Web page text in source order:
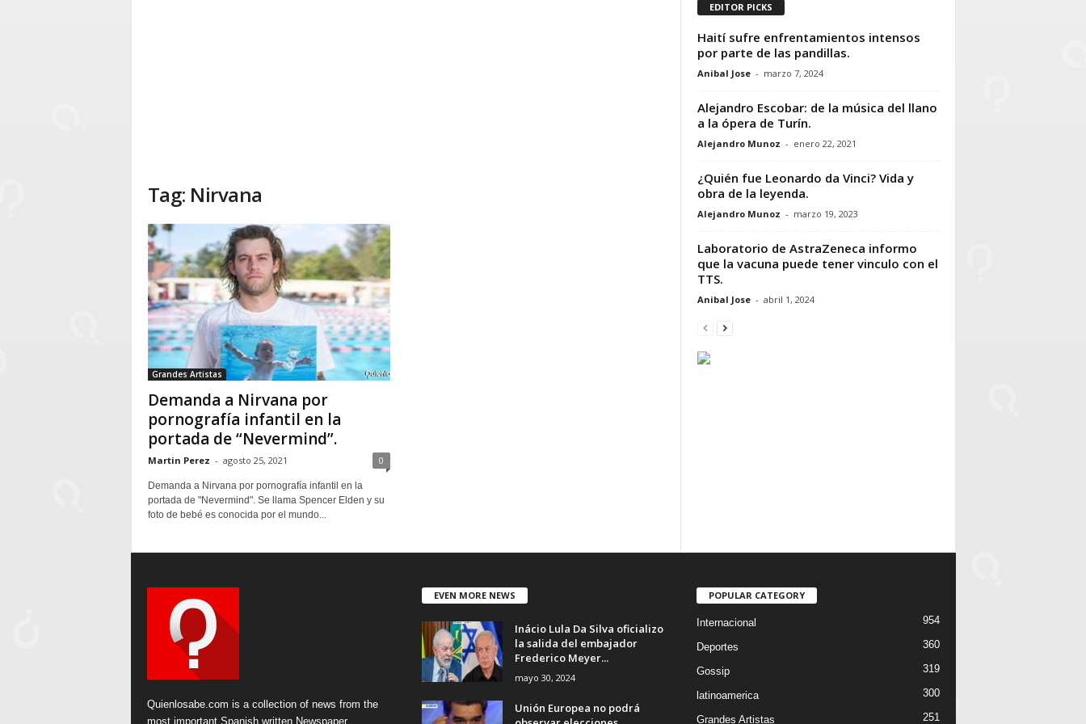
Tag: Nirvana
Grandes Artistas
Demanda a Nirvana por
pornografía infantil en la
portada de “Nevermind”.
Martin Perez - agosto 25, 2021 0
Demanda a Nirvana por pornografía infantil en la
portada de "Nevermind". Se llama Spencer Elden y su
foto de bebé es conocida por el mundo...
EDITOR PICKS
Haití sufre enfrentamientos intensos
por parte de las pandillas.
Anibal Jose - marzo 7, 2024
Alejandro Escobar: de la música del llano
a la ópera de Turín.
Alejandro Munoz - enero 22, 2021
¿Quién fue Leonardo da Vinci? Vida y
obra de la leyenda.
Alejandro Munoz - marzo 19, 2023
Laboratorio de AstraZeneca informo
que la vacuna puede tener vinculo con el
TTS.
Anibal Jose - abril 1, 2024
Quienlosabe.com is a collection of news from the
most important Spanish written Newspaper.
EVEN MORE NEWS
Inácio Lula Da Silva oficializo
la salida del embajador
Frederico Meyer...
mayo 30, 2024
Unión Europea no podrá
POPULAR CATEGORY
Internacional 954
Deportes 360
Gossip 319
latinoamerica 300
Grandes Artistas 251